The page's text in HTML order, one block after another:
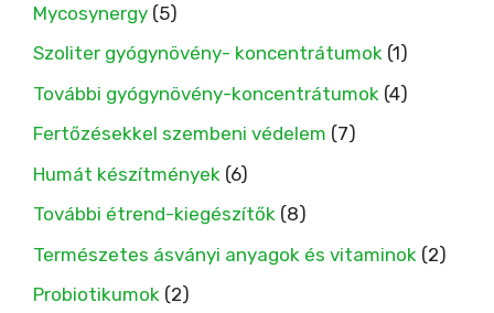
Mycosynergy (5)
Szoliter gyógynövény- koncentrátumok (1)
További gyógynövény-koncentrátumok (4)
Fertőzésekkel szembeni védelem (7)
Humát készítmények (6)
További étrend-kiegészítők (8)
Természetes ásványi anyagok és vitaminok (2)
Probiotikumok (2)